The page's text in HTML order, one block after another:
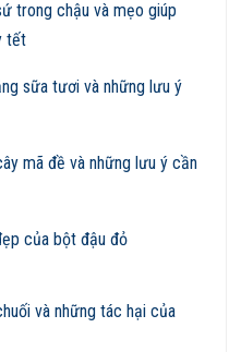
trong chậu và mẹo giúp
tết
sữa tươi và những lưu ý
mã đề và những lưu ý cần
của bột đậu đỏ
và những tác hại của